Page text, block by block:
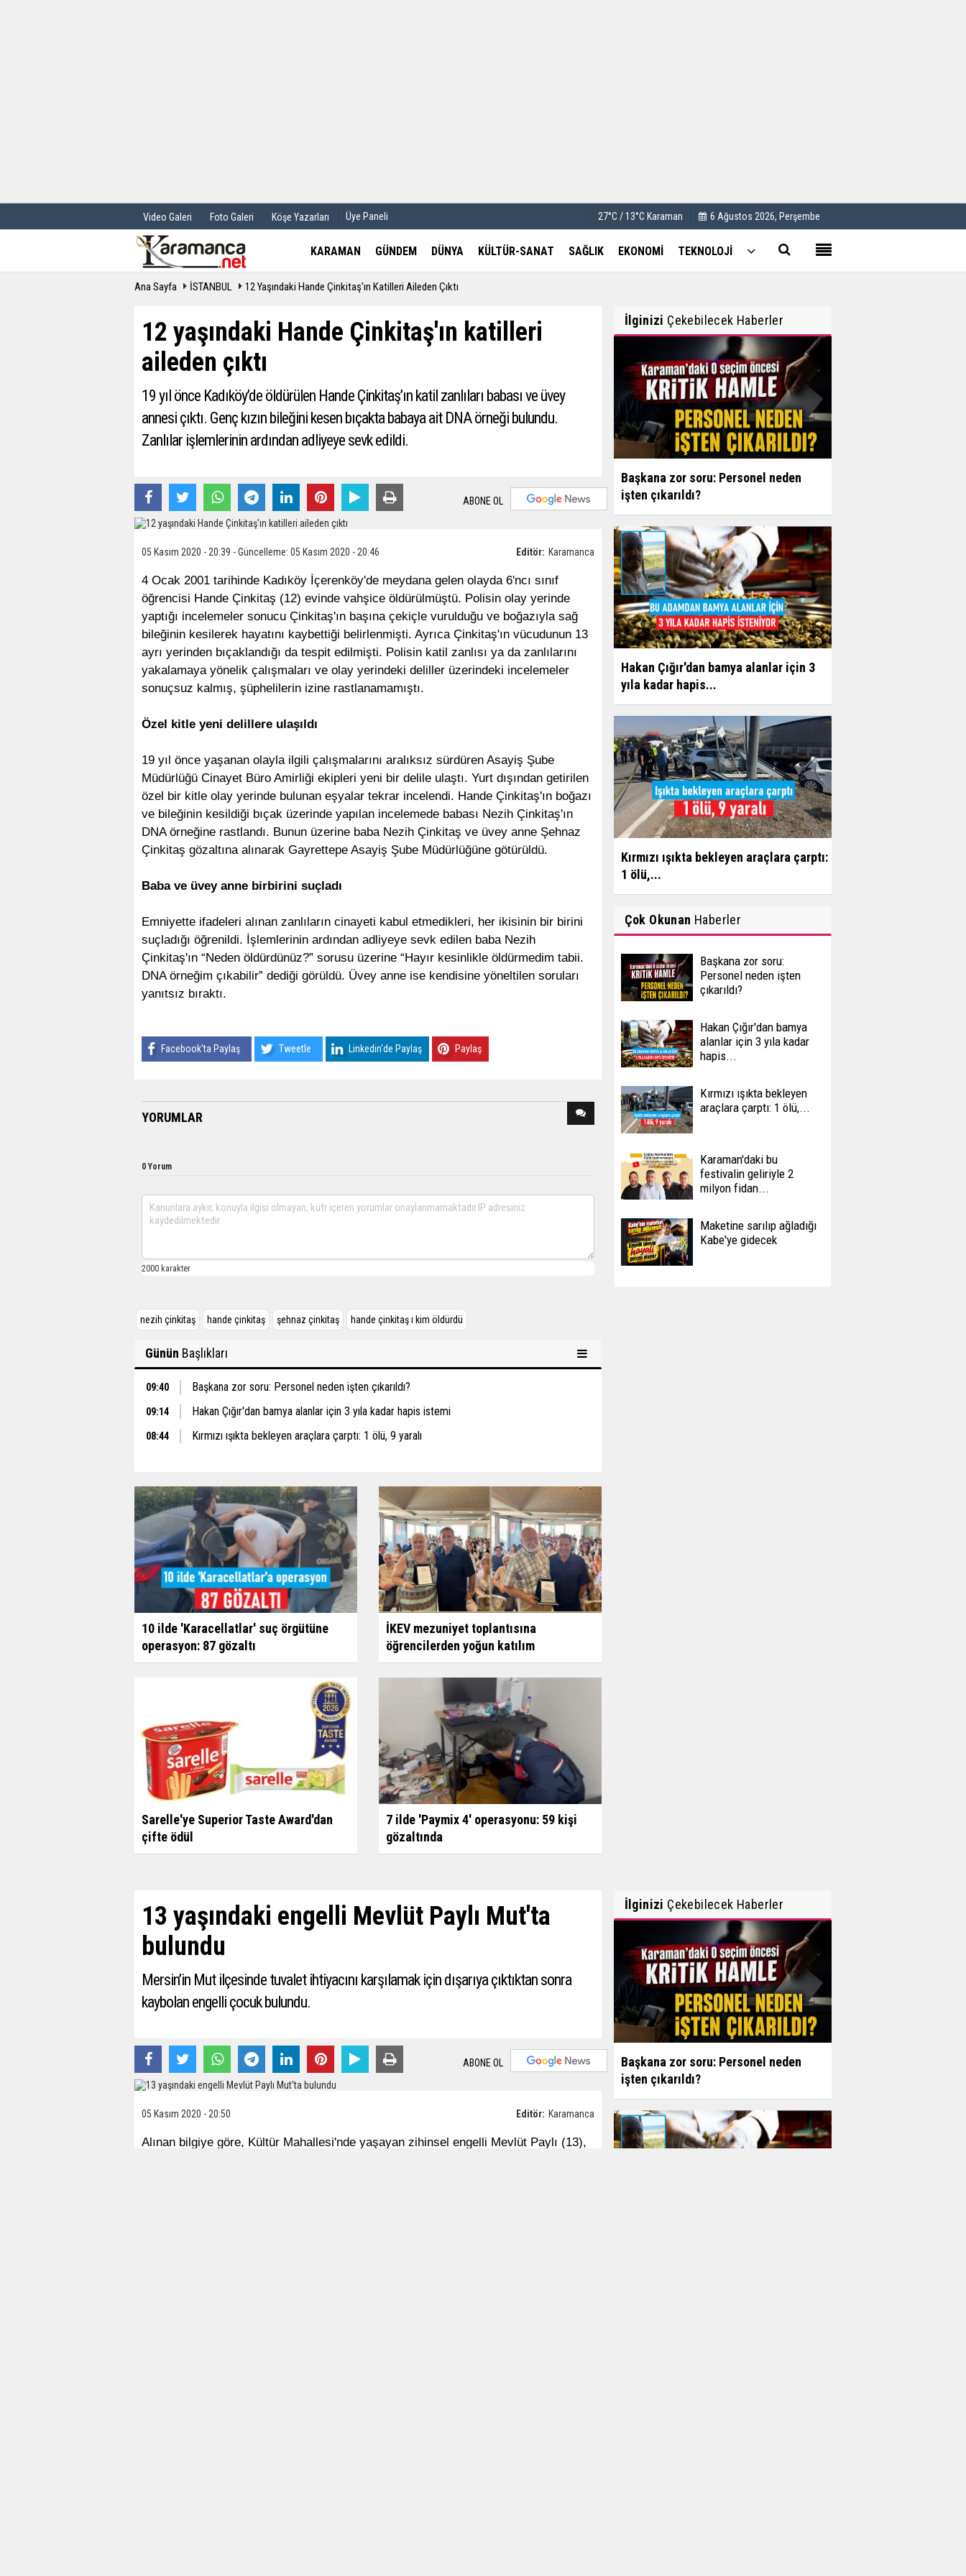
Video Galeri Foto Galeri Köşe Yazarları Üye Paneli 27°C / 13°C Karaman 6 Ağustos 2026, Perşembe
KARAMAN GÜNDEM DÜNYA KÜLTÜR-SANAT SAĞLIK EKONOMİ TEKNOLOJİ
Ana Sayfa İSTANBUL 12 Yaşındaki Hande Çinkitaş'ın Katilleri Aileden Çıktı
12 yaşındaki Hande Çinkitaş'ın katilleri
aileden çıktı
19 yıl önce Kadıköy’de öldürülen Hande Çinkitaş’ın katil zanlıları babası ve üvey
annesi çıktı. Genç kızın bileğini kesen bıçakta babaya ait DNA örneği bulundu.
Zanlılar işlemlerinin ardından adliyeye sevk edildi.
ABONE OL
Editör: Karamanca
05 Kasım 2020 - 20:39 - Güncelleme: 05 Kasım 2020 - 20:46
4 Ocak 2001 tarihinde Kadıköy İçerenköy'de meydana gelen olayda 6'ncı sınıf
öğrencisi Hande Çinkitaş (12) evinde vahşice öldürülmüştü. Polisin olay yerinde
yaptığı incelemeler sonucu Çinkitaş'ın başına çekiçle vurulduğu ve boğazıyla sağ
bileğinin kesilerek hayatını kaybettiği belirlenmişti. Ayrıca Çinkitaş'ın vücudunun 13
ayrı yerinden bıçaklandığı da tespit edilmişti. Polisin katil zanlısı ya da zanlılarını
yakalamaya yönelik çalışmaları ve olay yerindeki deliller üzerindeki incelemeler
sonuçsuz kalmış, şüphelilerin izine rastlanamamıştı.
Özel kitle yeni delillere ulaşıldı
19 yıl önce yaşanan olayla ilgili çalışmalarını aralıksız sürdüren Asayiş Şube
Müdürlüğü Cinayet Büro Amirliği ekipleri yeni bir delile ulaştı. Yurt dışından getirilen
özel bir kitle olay yerinde bulunan eşyalar tekrar incelendi. Hande Çinkitaş'ın boğazı
ve bileğinin kesildiği bıçak üzerinde yapılan incelemede babası Nezih Çinkitaş'ın
DNA örneğine rastlandı. Bunun üzerine baba Nezih Çinkitaş ve üvey anne Şehnaz
Çinkitaş gözaltına alınarak Gayrettepe Asayiş Şube Müdürlüğüne götürüldü.
Baba ve üvey anne birbirini suçladı
Emniyette ifadeleri alınan zanlıların cinayeti kabul etmedikleri, her ikisinin bir birini
suçladığı öğrenildi. İşlemlerinin ardından adliyeye sevk edilen baba Nezih
Çinkitaş'ın “Neden öldürdünüz?” sorusu üzerine “Hayır kesinlikle öldürmedim tabii.
DNA örneğim çıkabilir” dediği görüldü. Üvey anne ise kendisine yöneltilen soruları
yanıtsız bıraktı.
Facebook'ta Paylaş Tweetle Linkedin'de Paylaş Paylaş
YORUMLAR
0 Yorum
nezih çinkitaş hande çinkitaş şehnaz çinkitaş hande çinkitaş ı kim öldürdü
Günün Başlıkları
09:40 Başkana zor soru: Personel neden işten çıkarıldı?
09:14 Hakan Çığır'dan bamya alanlar için 3 yıla kadar hapis istemi
08:44 Kırmızı ışıkta bekleyen araçlara çarptı: 1 ölü, 9 yaralı
10 ilde 'Karacellatlar' suç örgütüne
operasyon: 87 gözaltı
İKEV mezuniyet toplantısına
öğrencilerden yoğun katılım
Sarelle'ye Superior Taste Award'dan
çifte ödül
7 ilde 'Paymix 4' operasyonu: 59 kişi
gözaltında
İlginizi Çekebilecek Haberler
Başkana zor soru: Personel neden
işten çıkarıldı?
Hakan Çığır'dan bamya alanlar için 3
yıla kadar hapis...
Kırmızı ışıkta bekleyen araçlara çarptı:
1 ölü,...
Çok Okunan Haberler
Başkana zor soru:
Personel neden işten
çıkarıldı?
Hakan Çığır'dan bamya
alanlar için 3 yıla kadar
hapis...
Kırmızı ışıkta bekleyen
araçlara çarptı: 1 ölü,...
Karaman'daki bu
festivalin geliriyle 2
milyon fidan...
Maketine sarılıp ağladığı
Kabe'ye gidecek
13 yaşındaki engelli Mevlüt Paylı Mut'ta
bulundu
Mersin’in Mut ilçesinde tuvalet ihtiyacını karşılamak için dışarıya çıktıktan sonra
kaybolan engelli çocuk bulundu.
ABONE OL
Editör: Karamanca
05 Kasım 2020 - 20:50
Alınan bilgiye göre, Kültür Mahallesi'nde yaşayan zihinsel engelli Mevlüt Paylı (13),
İlginizi Çekebilecek Haberler
Başkana zor soru: Personel neden
işten çıkarıldı?